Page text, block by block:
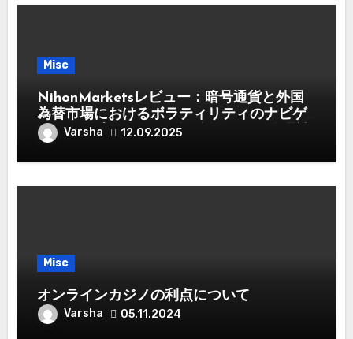
Misc
NihonMarketsレビュー：暗号通貨と外国
為替市場におけるボラティリティのナビゲ
ート – 日本のトレーダー向けリスク管理戦
略
Varsha 12.09.2025
Misc
オンラインカジノの利点について
Varsha 05.11.2024